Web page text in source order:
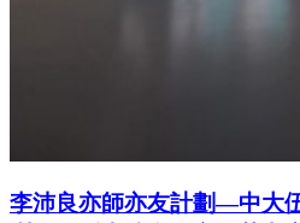
李沛良亦師亦友計劃—中大